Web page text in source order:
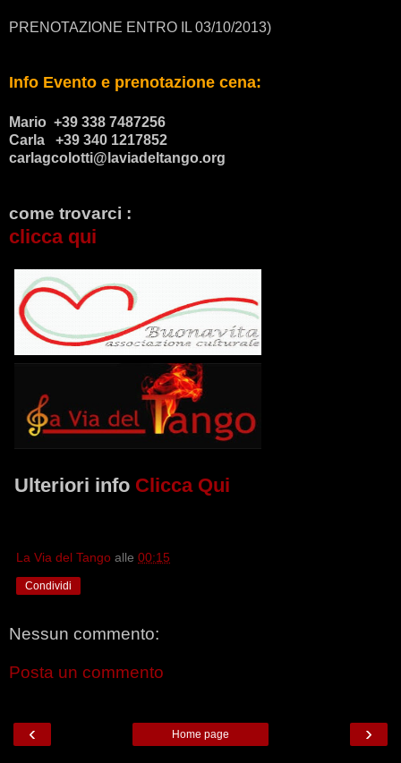
PRENOTAZIONE ENTRO IL 03/10/2013)
Info Evento e prenotazione cena:
Mario +39 338 7487256
Carla +39 340 1217852
carlagcolotti@laviadeltango.org
come trovarci :
clicca qui
Ulteriori info Clicca Qui
La Via del Tango alle 00:15
Condividi
Nessun commento:
Posta un commento
‹ ›
Home page